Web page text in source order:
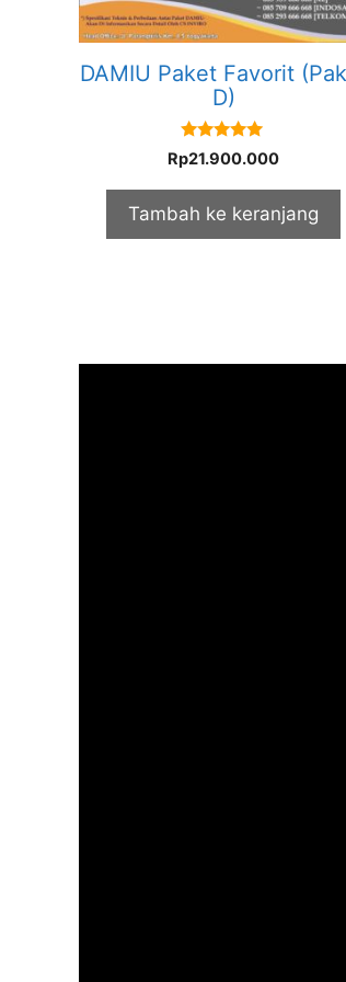
DAMIU Paket Favorit
D)
5.00
out of 5
Rp21.900.000
Tambah ke keranjang